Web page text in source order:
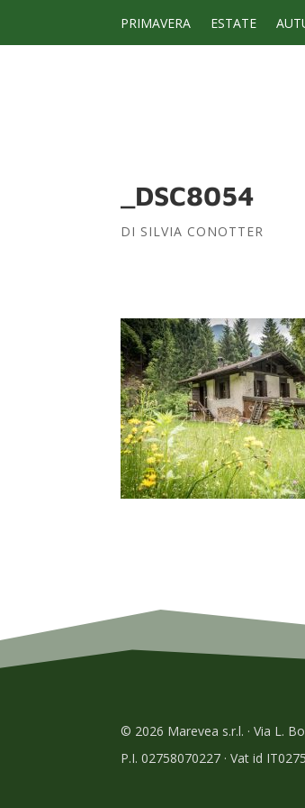
PRIMAVERA ESTATE
_DSC8054
DI SILVIA CONOTTER
© 2026 Marevea s.r.l. · Via L.
P.I. 02758070227 · Vat id